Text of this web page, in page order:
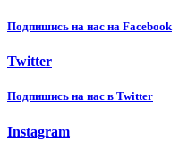
Подпишиcь на нас на Facebook
Twitter
Подпишиcь на нас в Twitter
Instagram